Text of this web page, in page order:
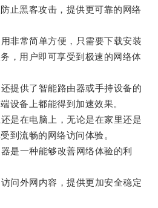
止黑客攻击，提供更可靠的网络
常简单方便，只需要下载安装
，用户即可享受到极速的网络体
供了智能路由器或手持设备的
设备上都能得到加速效果。
在电脑上，无论是在家里还是
到流畅的网络访问体验。
一种能够改善网络体验的利
外网内容，提供更加安全稳定